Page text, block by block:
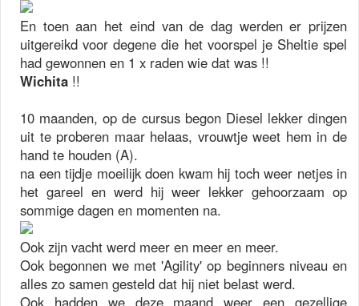
En toen aan het eind van de dag werden er prijzen
uitgereikd voor degene die het voorspel je Sheltie spel
had gewonnen en 1 x raden wie dat was !!
Wichita !!
10 maanden, op de cursus begon Diesel lekker dingen
uit te proberen maar helaas, vrouwtje weet hem in de
hand te houden (A).
na een tijdje moeilijk doen kwam hij toch weer netjes in
het gareel en werd hij weer lekker gehoorzaam op
sommige dagen en momenten na.
Ook zijn vacht werd meer en meer en meer.
Ook begonnen we met 'Agility' op beginners niveau en
alles zo samen gesteld dat hij niet belast werd.